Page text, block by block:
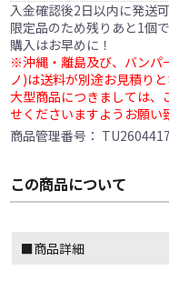
入金確認後2日以内に発送
限定品のため残りあと1個
購入はお早めに！
※沖縄・離島及び、バンパ
ノ)は送料が別途お見積りと
大型商品につきましては、
せくださいますようお願い
商品管理番号：
この商品について
■商品詳細